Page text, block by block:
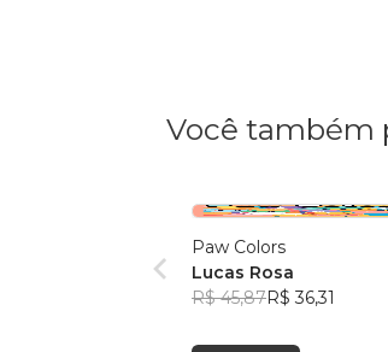
Você também
Paw Colors
Lucas Rosa
R$ 45,87R$ 36,31